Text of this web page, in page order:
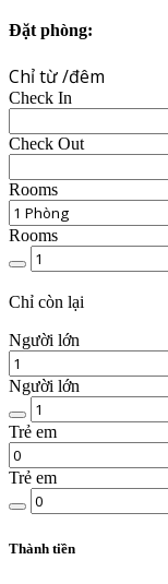
Đặt phòng:
Chỉ từ/đêm
Check In
Check Out
Rooms
Rooms
Chất
lượng
phòng
Chỉ còn lại
Người lớn
Người lớn
lượng
người
lớn
Trẻ em
Trẻ em
trẻ
Thành tiềnView